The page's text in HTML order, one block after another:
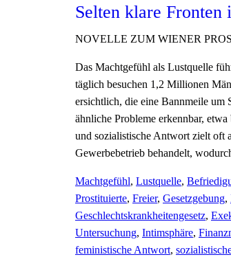
Selten klare
NOVELLE ZUM WIENER
Das Machtgefühl als Lustquelle
täglich besuchen 1,2 Millionen
ersichtlich, die eine Bannmeile um
ähnliche Probleme erkennbar,
und sozialistische Antwort zielt oft
Gewerbebetrieb behandelt,
Machtgefühl, Lustquelle,
Prostituierte, Freier, Gesetzgebung,
Geschlechtskrankheitengesetz,
Untersuchung, Intimsphäre,
feministische Antwort,